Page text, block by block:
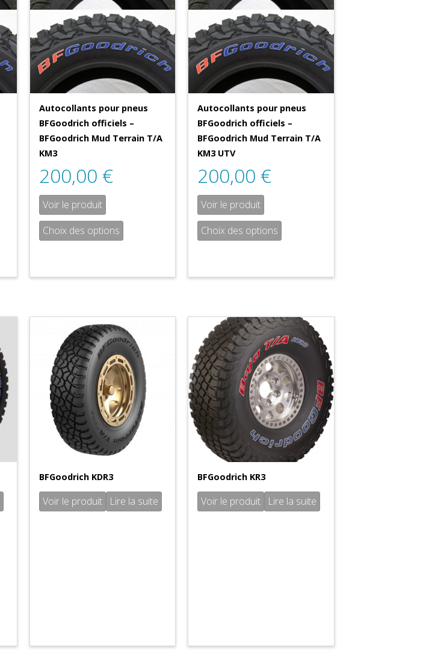
Autocollants pour pneus
BFGoodrich officiels –
BFGoodrich Mud Terrain T/A
KM3
200,00 €
Voir le produit
Choix des options
Autocollants pour pneus
BFGoodrich officiels –
BFGoodrich Mud Terrain T/A
KM3 UTV
200,00 €
Voir le produit
Choix des options
BFGoodrich KDR3
Voir le produit Lire la suite
BFGoodrich KR3
Voir le produit Lire la suite